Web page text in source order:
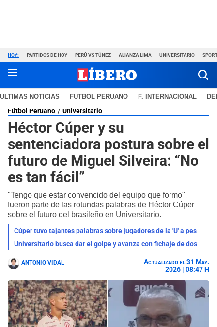
HOY: PARTIDOS DE HOY PERÚ VS TÚNEZ ALIANZA LIMA UNIVERSITARIO
ÚLTIMAS NOTICIAS FÚTBOL PERUANO F. INTERNACIONAL
Fútbol Peruano Universitario
Héctor Cúper y su
sentenciadora postura sobre el
futuro de Miguel Silveira: “No
es tan fácil”
"Tengo que estar convencido del equipo que formo",
fueron parte de las rotundas palabras de Héctor Cúper
sobre el futuro del brasileño en Universitario.
Cúper tuvo tajantes palabras sobre jugadores de la 'U' a pesar de victoria ante Huancayo: "Se notó..."
Universitario busca dar el golpe y avanza con fichaje de dos jugadores para el Clausura: "Se contactó"
ANTONIO VIDAL
Actualizado el 31 May.
2026 | 08:47 H